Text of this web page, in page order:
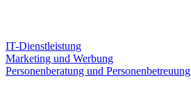
IT-Dienstleistung
Marketing und Werbung
Personenberatung und Personenbetreuung